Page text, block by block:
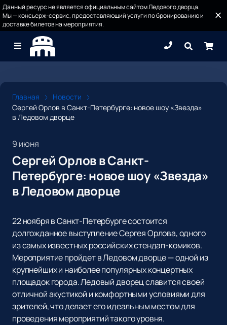
Данный ресурс не является официальным сайтом Ледового дворца.
Мы — консьерж-сервис, предоставляющий услуги по бронированию и
доставке билетов на мероприятия.
Главная
Новости
Сергей Орлов в Санкт-Петербурге: новое шоу «Звезда»
в Ледовом дворце
9 июня
Сергей Орлов в Санкт-
Петербурге: новое шоу «Звезда»
в Ледовом дворце
22 ноября в Санкт-Петербурге состоится
долгожданное выступление Сергея Орлова, одного
из самых известных российских стендап-комиков.
Мероприятие пройдет в Ледовом дворце — одной из
крупнейших и наиболее популярных концертных
площадок города. Ледовый дворец славится своей
отличной акустикой и комфортными условиями для
зрителей, что делает его идеальным местом для
проведения мероприятий такого уровня.